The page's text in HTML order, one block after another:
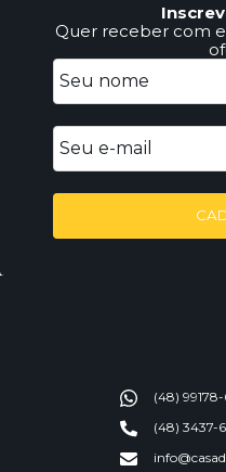
Quer receber com
(48)
(48) 3437-